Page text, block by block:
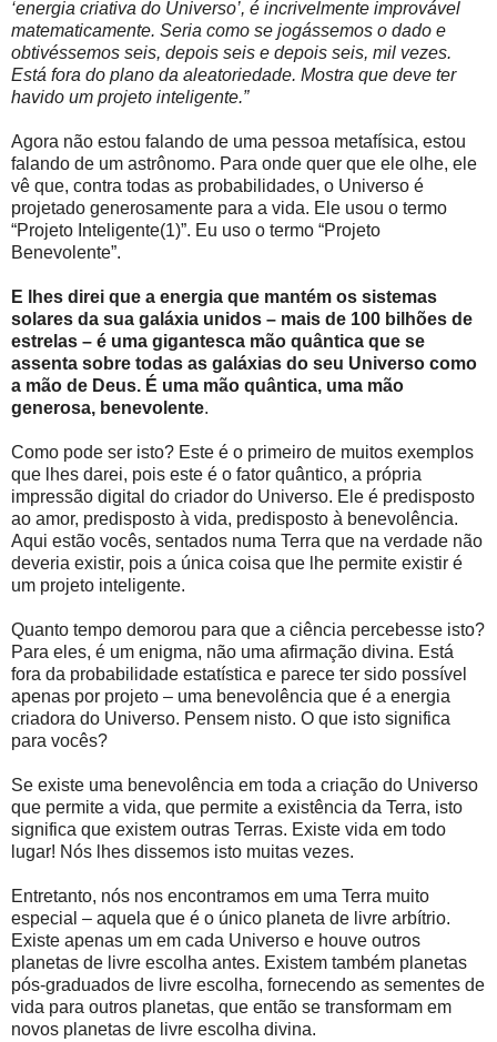
‘energia criativa do Universo’, é incrivelmente improvável
matematicamente. Seria como se jogássemos o dado e
obtivéssemos seis, depois seis e depois seis, mil vezes.
Está fora do plano da aleatoriedade. Mostra que deve ter
havido um projeto inteligente.”
Agora não estou falando de uma pessoa metafísica, estou
falando de um astrônomo. Para onde quer que ele olhe, ele
vê que, contra todas as probabilidades, o Universo é
projetado generosamente para a vida. Ele usou o termo
“Projeto Inteligente(1)”. Eu uso o termo “Projeto
Benevolente”.
E lhes direi que a energia que mantém os sistemas
solares da sua galáxia unidos – mais de 100 bilhões de
estrelas – é uma gigantesca mão quântica que se
assenta sobre todas as galáxias do seu Universo como
a mão de Deus. É uma mão quântica, uma mão
generosa, benevolente.
Como pode ser isto? Este é o primeiro de muitos exemplos
que lhes darei, pois este é o fator quântico, a própria
impressão digital do criador do Universo. Ele é predisposto
ao amor, predisposto à vida, predisposto à benevolência.
Aqui estão vocês, sentados numa Terra que na verdade não
deveria existir, pois a única coisa que lhe permite existir é
um projeto inteligente.
Quanto tempo demorou para que a ciência percebesse isto?
Para eles, é um enigma, não uma afirmação divina. Está
fora da probabilidade estatística e parece ter sido possível
apenas por projeto – uma benevolência que é a energia
criadora do Universo. Pensem nisto. O que isto significa
para vocês?
Se existe uma benevolência em toda a criação do Universo
que permite a vida, que permite a existência da Terra, isto
significa que existem outras Terras. Existe vida em todo
lugar! Nós lhes dissemos isto muitas vezes.
Entretanto, nós nos encontramos em uma Terra muito
especial – aquela que é o único planeta de livre arbítrio.
Existe apenas um em cada Universo e houve outros
planetas de livre escolha antes. Existem também planetas
pós-graduados de livre escolha, fornecendo as sementes de
vida para outros planetas, que então se transformam em
novos planetas de livre escolha divina.